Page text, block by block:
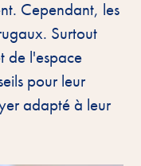
Cependant, les
Surtout
de l'espace
pour leur
adapté à leur